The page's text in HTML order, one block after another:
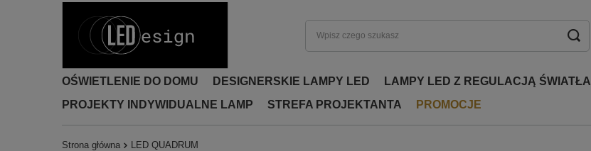
OŚWIETLENIE DO DOMU DESIGNERSKIE LAMPY LED LAMPY LED Z REGULACJĄ ŚWIATŁA
PROJEKTY INDYWIDUALNE LAMP
STREFA PROJEKTANTA PROMOCJE
Strona główna LED QUADRUM